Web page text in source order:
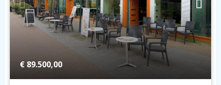
€ 89.500,00